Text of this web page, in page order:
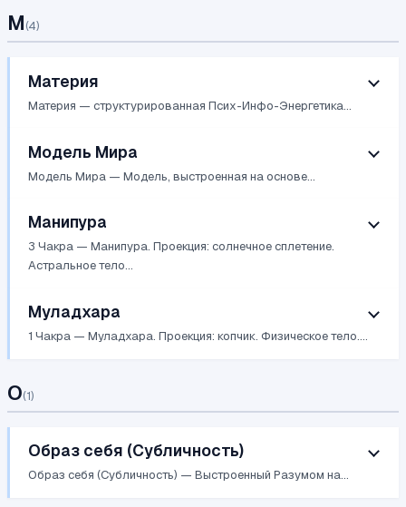
М(4)
Материя
Материя — структурированная Псих-Инфо-Энергетика...
Модель Мира
Модель Мира — Модель, выстроенная на основе...
Манипура
3 Чакра — Манипура. Проекция: солнечное сплетение.
Астральное тело...
Муладхара
1 Чакра — Муладхара. Проекция: копчик. Физическое тело....
О(1)
Образ себя (Субличность)
Образ себя (Субличность) — Выстроенный Разумом на...